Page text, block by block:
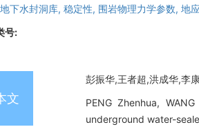
地下水封洞库, 稳定性, 围岩物理力学参数, 地
号:
文
彭振华,王者超,洪成华,李
PENG Zhenhua,
underground water-